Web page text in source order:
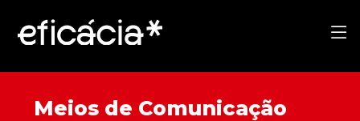
Meios de Comunicação